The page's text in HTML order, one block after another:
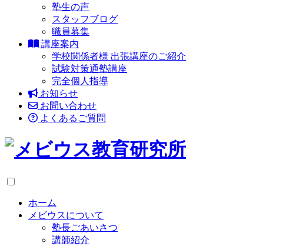
塾生の声
スタッフブログ
職員募集
講座案内
学校関係者様 出張講座のご紹介
試験対策通塾講座
完全個人指導
お知らせ
お問い合わせ
よくあるご質問
ホーム
メビウスについて
塾長ごあいさつ
講師紹介